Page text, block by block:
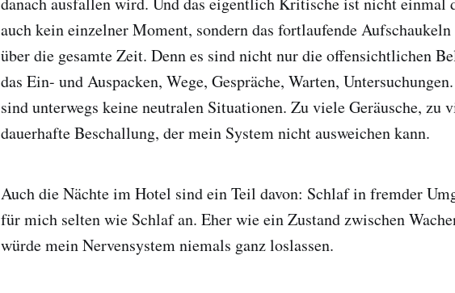
auch kein einzelner Moment, sondern das fortlaufende Aufschaukeln
über die gesamte Zeit. Denn es sind nicht nur die offensichtlichen
das Ein- und Auspacken, Wege, Gespräche, Warten,
sind unterwegs keine neutralen Situationen. Zu viele Geräusche, zu
dauerhafte Beschallung, der mein System nicht ausweichen kann.
Auch die Nächte im Hotel sind ein Teil davon: Schlaf in fremder
für mich selten wie Schlaf an. Eher wie ein Zustand zwischen
würde mein Nervensystem niemals ganz loslassen.